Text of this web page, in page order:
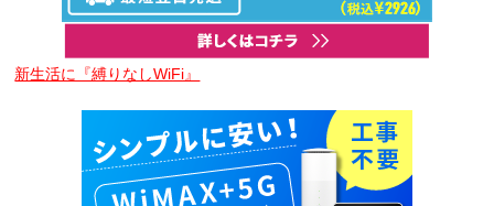
新生活に『縛りなしWiFi』